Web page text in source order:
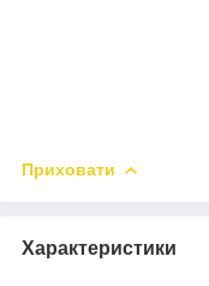
Приховати
Характеристики